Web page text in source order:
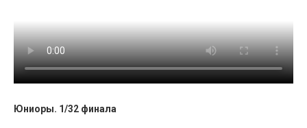
Юниоры. 1/32 финала